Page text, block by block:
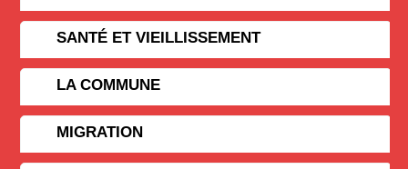
SANTÉ ET VIEILLISSEMENT
LA COMMUNE
MIGRATION